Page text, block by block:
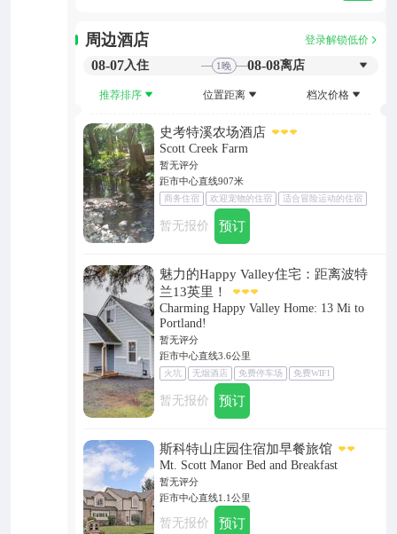
周边酒店 登录解锁低价
08-07入住 1晚 08-08离店
推荐排序 位置距离 档次价格
史考特溪农场酒店
Scott Creek Farm
暂无评分
距市中心直线907米
商务住宿 欢迎宠物的住宿
适合冒险运动的住宿
图书馆
暂无报价 预订
魅力的Happy Valley住宅：距离波特
兰13英里！
Charming Happy Valley Home: 13 Mi to
Portland!
暂无评分
距市中心直线3.6公里
火坑 无烟酒店 免费停车场 免费WIFI
暂无报价 预订
斯科特山庄园住宿加早餐旅馆
Mt. Scott Manor Bed and Breakfast
暂无评分
距市中心直线1.1公里
暂无报价 预订